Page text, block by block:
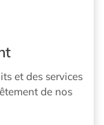
et des services
de nos